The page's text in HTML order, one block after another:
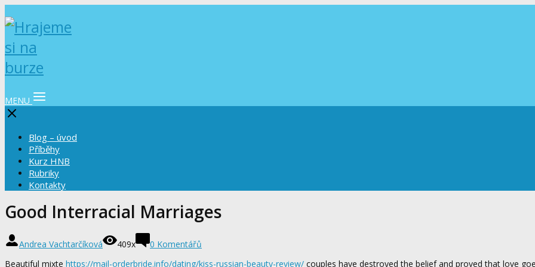
MENU
Blog – úvod
Příběhy
Kurz HNB
Rubriky
Kontakty
Good Interracial Marriages
Andrea Vachtarčíková 409x
0 Komentářů
Beautiful mixte https://mail-orderbride.info/dating/kiss-russian-beauty-review/ couples have destroyed the belief and proved that love